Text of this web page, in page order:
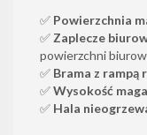
✅ Powierzchnia
✅ Zaplecze
powierzchni
✅ Brama z rampą
✅Wysokość
✅ Hala